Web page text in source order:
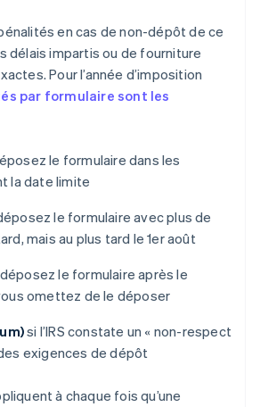
en cas de non-dépôt de ce
délais impartis ou de fourniture
Pour l’année d’imposition
par formulaire sont les
le formulaire dans les
la date limite
le formulaire avec plus de
mais au plus tard le 1er août
le formulaire après le
omettez de le déposer
si l’IRS constate un « non-respect
exigences de dépôt
à chaque fois qu’une